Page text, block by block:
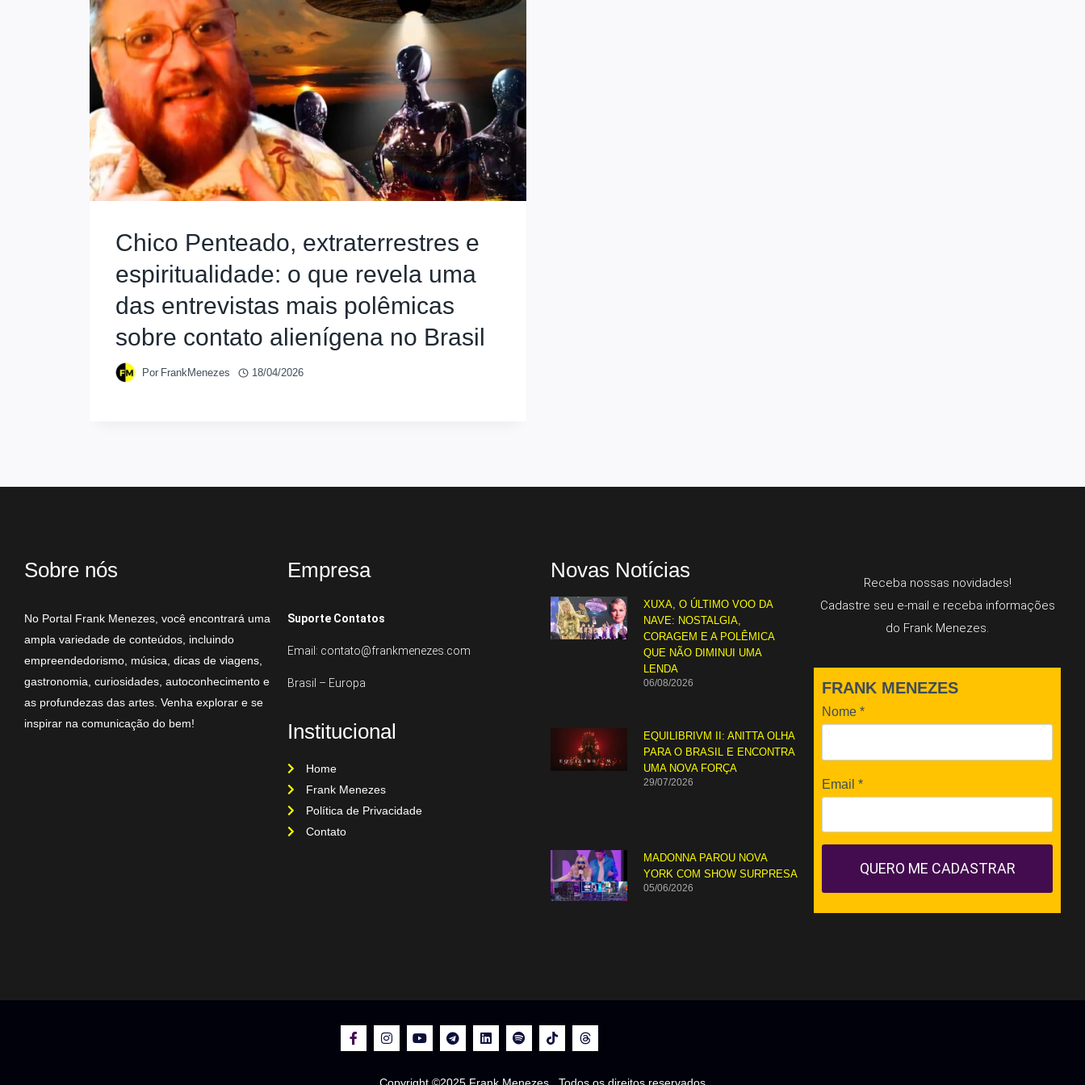
Chico Penteado, extraterrestres e
espiritualidade: o que revela uma
das entrevistas mais polêmicas
sobre contato alienígena no Brasil
Por FrankMenezes 18/04/2026
Sobre nós
No Portal Frank Menezes, você encontrará uma
ampla variedade de conteúdos, incluindo
empreendedorismo, música, dicas de viagens,
gastronomia, curiosidades, autoconhecimento e
as profundezas das artes. Venha explorar e se
inspirar na comunicação do bem!
Empresa
Suporte Contatos
Email: contato@frankmenezes.com
Brasil – Europa
Institucional
Home
Frank Menezes
Política de Privacidade
Contato
Novas Notícias
XUXA, O ÚLTIMO VOO DA
NAVE: NOSTALGIA,
CORAGEM E A POLÊMICA
QUE NÃO DIMINUI UMA
LENDA
06/08/2026
EQUILIBRIVM II: ANITTA OLHA
PARA O BRASIL E ENCONTRA
UMA NOVA FORÇA
29/07/2026
MADONNA PAROU NOVA
YORK COM SHOW SURPRESA
05/06/2026
Receba nossas novidades!
Cadastre seu e-mail e receba informações
do Frank Menezes.
FRANK MENEZES
Nome *
Email *
QUERO ME CADASTRAR